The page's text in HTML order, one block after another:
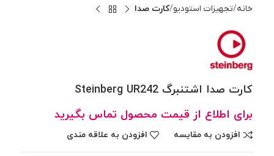
خانه تجهیزات استودیو کارت صدا
کارت صدا اشتنبرگ Steinberg UR242
برای اطلاع از قیمت محصول تماس بگیرید
افزودن به مقایسه افزودن به علاقه مندی